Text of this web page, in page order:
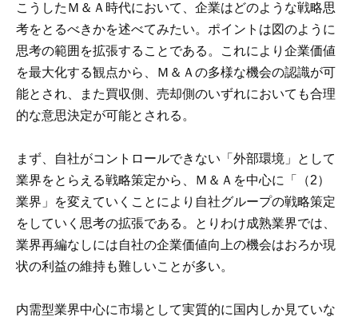
こうしたＭ＆Ａ時代において、企業はどのような戦略思
考をとるべきかを述べてみたい。ポイントは図のように
思考の範囲を拡張することである。これにより企業価値
を最大化する観点から、Ｍ＆Ａの多様な機会の認識が可
能とされ、また買収側、売却側のいずれにおいても合理
的な意思決定が可能とされる。
まず、自社がコントロールできない「外部環境」として
業界をとらえる戦略策定から、Ｍ＆Ａを中心に「（2）
業界」を変えていくことにより自社グループの戦略策定
をしていく思考の拡張である。とりわけ成熟業界では、
業界再編なしには自社の企業価値向上の機会はおろか現
状の利益の維持も難しいことが多い。
内需型業界中心に市場として実質的に国内しか見ていな